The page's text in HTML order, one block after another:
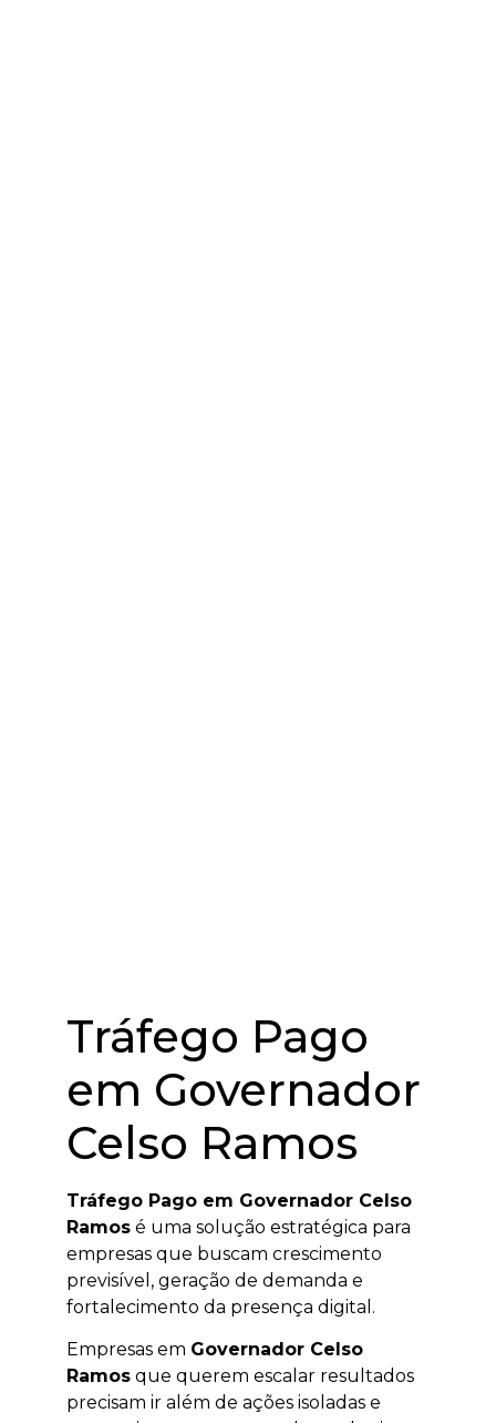
Tráfego Pago
em Governador
Celso Ramos
Tráfego Pago em Governador Celso
Ramos é uma solução estratégica para
empresas que buscam crescimento
previsível, geração de demanda e
fortalecimento da presença digital.
Empresas em Governador Celso
Ramos que querem escalar resultados
precisam ir além de ações isoladas e